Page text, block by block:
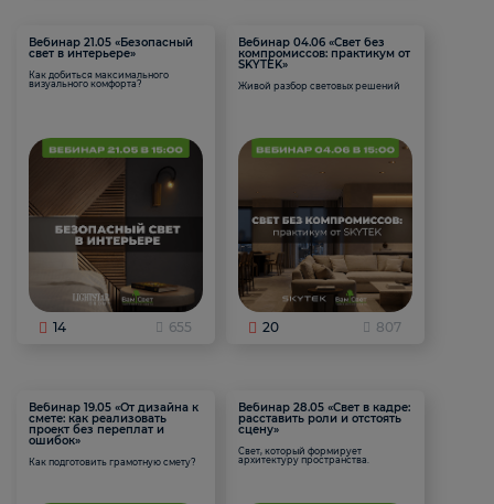
Вебинар 21.05 «Безопасный
свет в интерьере»
Как добиться максимального
визуального комфорта?
14 655
Вебинар 04.06 «Свет без
компромиссов: практикум от
SKYTEK»
Живой разбор световых решений
20 807
Вебинар 19.05 «От дизайна к
смете: как реализовать
проект без переплат и
ошибок»
Как подготовить грамотную смету?
Вебинар 28.05 «Свет в кадре:
расставить роли и отстоять
сцену»
Свет, который формирует
архитектуру пространства.